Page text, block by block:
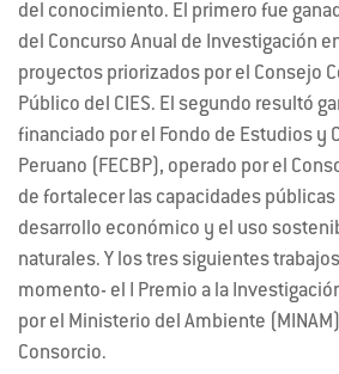
del conocimiento. El primero fue
del Concurso Anual de Investigación
proyectos priorizados por el Consejo
Público del CIES. El segundo resultó
financiado por el Fondo de Estudios y
Peruano (FECBP), operado por el
de fortalecer las capacidades públicas
desarrollo económico y el uso
naturales. Y los tres siguientes
momento- el I Premio a la
por el Ministerio del Ambiente
Consorcio.